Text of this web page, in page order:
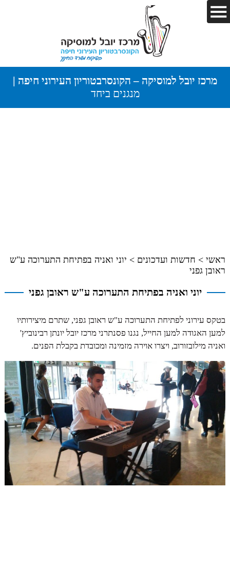
מרכז יובל למוסיקה – הקונסרבטוריון העירוני חיפה |
מנגנים ביחד
ראשי> חדשות ועדכונים > יוני ואניה בפתיחת התערוכה ע"ש
ראובן גפני
יוני ואניה בפתיחת התערוכה ע"ש ראובן גפני
בטקס עירוני לפתיחת התערוכה ע"ש ראובן גפני, שתרם מיצירותיו
למען האגודה למען החייל, נגנו פסנתרני מרכז יובל יונתן רבינוביץ'
ואניה מילובזורוב, ויצרו אוירה מזמינה ומכובדת בקבלת הפנים.